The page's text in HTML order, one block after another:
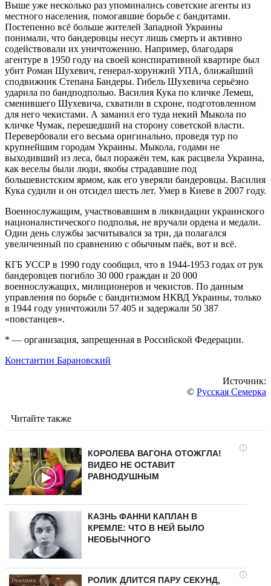
Выше уже несколько раз упоминались советские агенты из
местного населения, помогавшие борьбе с бандитами.
Постепенно всё больше жителей Западной Украины
понимали, что бандеровцы несут лишь смерть и активно
содействовали их уничтожению. Например, благодаря
агентуре в 1950 году на своей конспиративной квартире был
убит Роман Шухевич, генерал-хорунжий УПА, ближайший
сподвижник Степана Бандеры. Гибель Шухевича серьёзно
ударила по бандподполью. Василия Кука по кличке Лемеш,
сменившего Шухевича, схватили в схроне, подготовленном
для него чекистами. А заманил его туда некий Мыкола по
кличке Чумак, перешедший на сторону советской власти.
Перевербовали его весьма оригинально, проведя тур по
крупнейшим городам Украины. Мыкола, годами не
выходивший из леса, был поражён тем, как расцвела Украина,
как веселы были люди, якобы страдавшие под
большевистским ярмом, как его уверяли бандеровцы. Василия
Кука судили и он отсидел шесть лет. Умер в Киеве в 2007 году.
Военнослужащим, участвовавшим в ликвидации украинского
националистического подполья, не вручали ордена и медали.
Один день службы засчитывался за три, да полагался
увеличенный по сравнению с обычным паёк, вот и всё.
КГБ УССР в 1990 году сообщил, что в 1944-1953 годах от рук
бандеровцев погибло 30 000 граждан и 20 000
военнослужащих, милиционеров и чекистов. По данным
управления по борьбе с бандитизмом НКВД Украины, только
в 1944 году уничтожили 57 405 и задержали 50 387
«повстанцев».
* — организация, запрещенная в Российской Федерации.
Константин Барановский
Источник:
© Русская Семерка
Читайте также
i
КОРОЛЕВА ВАГОНА ОТОЖГЛА!
ВИДЕО НЕ ОСТАВИТ
РАВНОДУШНЫМ
КАЗНЬ ФАННИ КАПЛАН В
КРЕМЛЕ: ЧТО В НЕЙ БЫЛО
НЕОБЫЧНОГО
i
РОЛИК ДЛИТСЯ ПАРУ СЕКУНД,